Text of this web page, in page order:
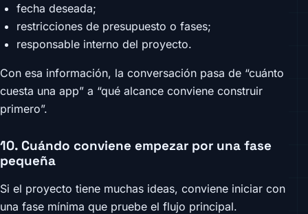
fecha deseada;
restricciones de presupuesto o fases;
responsable interno del proyecto.
Con esa información, la conversación pasa de “cuánto
cuesta una app” a “qué alcance conviene construir
primero”.
10. Cuándo conviene empezar por una fase
pequeña
Si el proyecto tiene muchas ideas, conviene iniciar con
una fase mínima que pruebe el flujo principal.